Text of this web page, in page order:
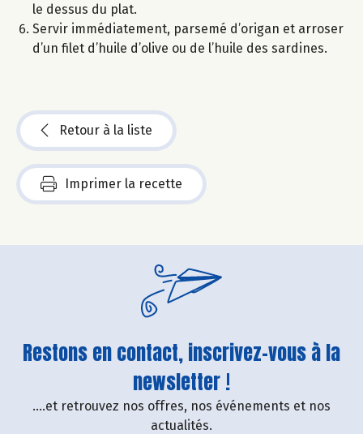
le dessus du plat.
Servir immédiatement, parsemé d’origan et arroser
d’un filet d’huile d’olive ou de l’huile des sardines.
Retour à la liste
Imprimer la recette
Restons en contact, inscrivez-vous à la
newsletter !
....et retrouvez nos offres, nos événements et nos
actualités.